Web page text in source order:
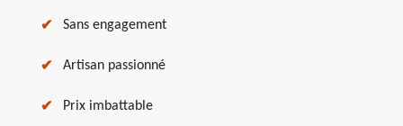
Sans engagement
Artisan passionné
Prix imbattable